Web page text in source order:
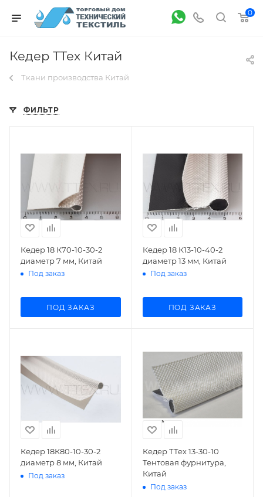
0
Кедер ТТех Китай
Ткани производства Китай
ФИЛЬТР
Кедер 18 К70-10-30-2
диаметр 7 мм, Китай
Под заказ
ПОД ЗАКАЗ
Кедер 18 К13-10-40-2
диаметр 13 мм, Китай
Под заказ
ПОД ЗАКАЗ
Кедер 18К80-10-30-2
диаметр 8 мм, Китай
Под заказ
Кедер ТТех 13-30-10
Тентовая фурнитура,
Китай
Под заказ